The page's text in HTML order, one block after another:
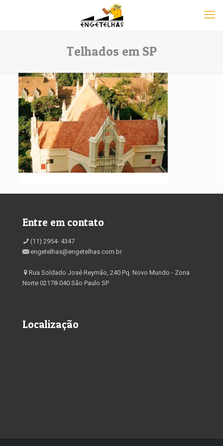
Telhados em SP
Entre em contato
(11) 2954- 4347
engetelhas@engetelhas.com.br
Rua Soldado José Reymão, 240 Pq. Novo Mundo - Zona
Norte 02178-040 São Paulo SP
Localização